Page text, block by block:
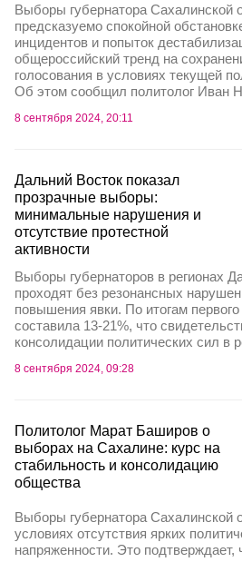
Выборы губернатора Сахалинской
предсказуемо спокойной
инцидентов и попыток
общероссийский тренд на
голосования в условиях текущей
Об этом сообщил политолог Иван
8 сентября 2024, 20:11
Дальний Восток показал
прозрачные выборы:
минимальные нарушения и
отсутствие протестной
активности
Выборы губернаторов в регионах
проходят без резонансных
повышения явки. По итогам
составила 13-21%, что
консолидации политических сил в
8 сентября 2024, 09:28
Политолог Марат Баширов о
выборах на Сахалине: курс на
стабильность и консолидацию
общества
Выборы губернатора Сахалинской
условиях отсутствия ярких
напряженности. Это подтверждает,